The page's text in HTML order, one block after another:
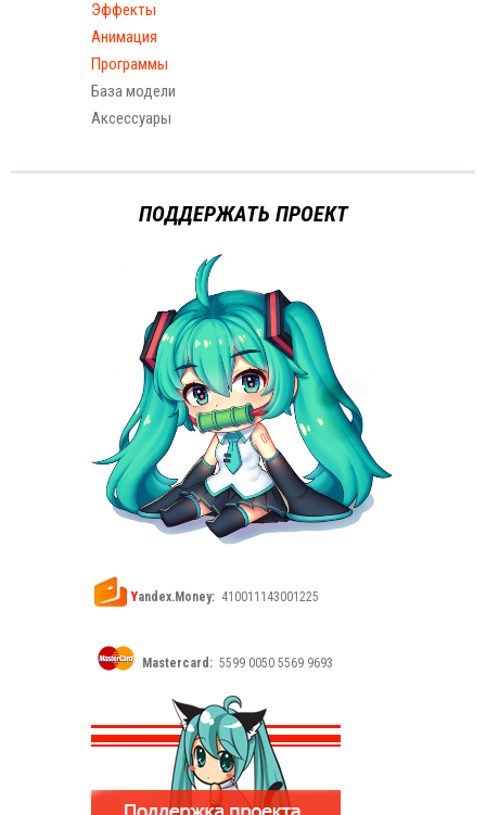
Эффекты
Анимация
Программы
База модели
Аксессуары
ПОДДЕРЖАТЬ ПРОЕКТ
Yandex.Money: 410011143001225
Mastercard: 5599 0050 5569 9693